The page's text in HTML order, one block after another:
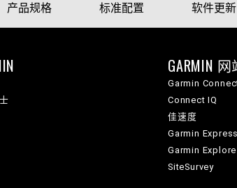
产品规格 标准配置 软件更新
GARMIN 网
Garmin
Connect IQ
佳速度
Garmin Express
Garmin Explore
SiteSurvey